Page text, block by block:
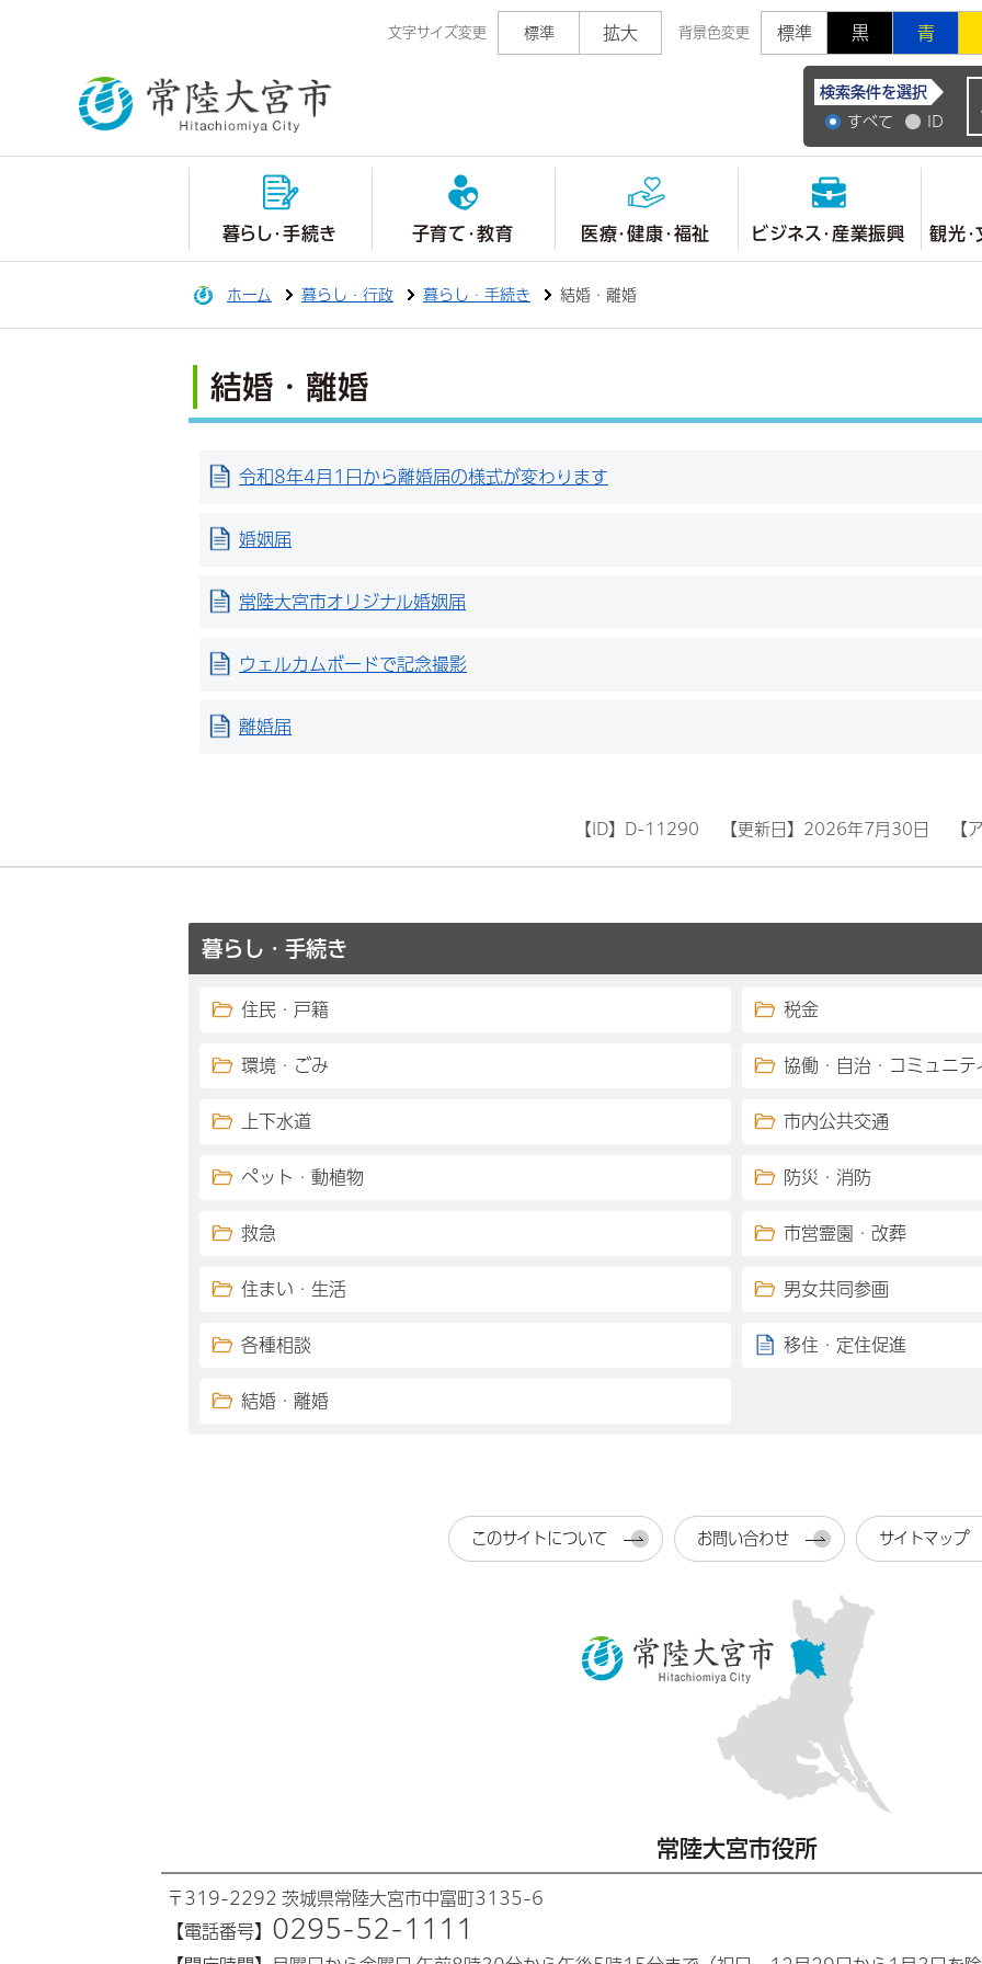
文字サイズ変更 標準 拡大 背景色変更 標準 黒 青
常陸大宮市公式ホ
検索条件を選択
すべて
ID
暮らし・手続き 子育て・教育 医療・健康・福祉 ビジネス・産業振興 観光
ホーム 暮らし・行政 暮らし・手続き 結婚・離婚
結婚・離婚
令和8年4月1日から離婚届の様式が変わります
婚姻届
常陸大宮市オリジナル婚姻届
ウェルカムボードで記念撮影
離婚届
【ID】 D-11290 【更新日】 2026年7月30日 【
暮らし・手続き
住民・戸籍 税金
環境・ごみ 協働・自治・コミュニテ
上下水道 市内公共交通
ペット・動植物 防災・消防
救急 市営霊園・改葬
住まい・生活 男女共同参画
各種相談 移住・定住促進
結婚・離婚
このサイトについて お問い合わせ サイトマップ
常陸大宮市役所
〒319-2292 茨城県常陸大宮市中富町3135-6
【電話番号】 0295-52-1111